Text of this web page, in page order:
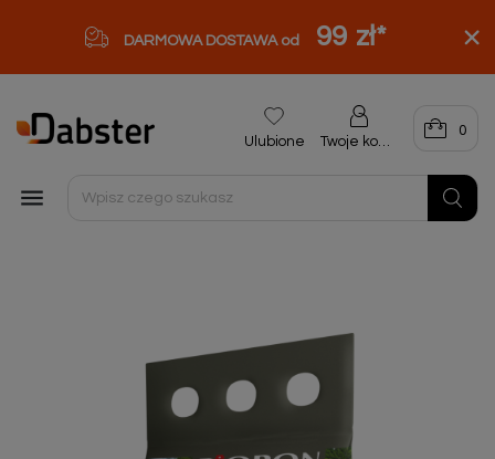
DARMOWA DOSTAWA od 99 zł*

Ulubione Twoje konto
0